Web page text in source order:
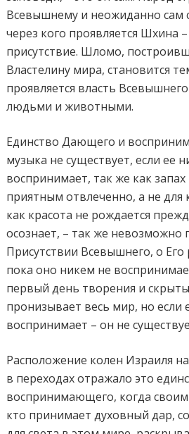
Всевышнему и неожиданно сам
через кого проявляется Шхина
присутствие. Шломо,
Властелину мира, становится
проявляется власть
людьми и животными.
Единство Дающего и
музыка не существует, если ее
воспринимает, так же как
приятным отвлеченно, а не для
как красота не рождается
осознает, – так же невозможно
Присутствии Всевышнего, о
пока оно никем не
первый день творения и
пронизывает весь мир, но если
воспринимает – он не
Расположение колен Израиля
в переходах отражало это
воспринимающего, когда
кто принимает духовный дар,